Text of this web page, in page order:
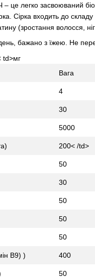
це легко засвоюваний
Сірка входить до складу
(зростання волосся,
бажано з їжею. Не
td>мг
Вага
4
30
5000
200< /td>
50
30
50
50
50
В9) ) 400
50